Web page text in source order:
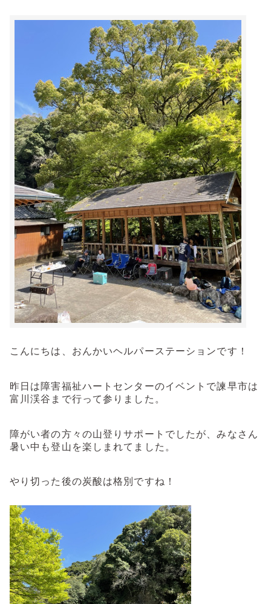
こんにちは、おんかいヘルパーステーションです！
昨日は障害福祉ハートセンターのイベントで諫早市は
富川渓谷まで行って参りました。
障がい者の方々の山登りサポートでしたが、みなさん
暑い中も登山を楽しまれてました。
やり切った後の炭酸は格別ですね！